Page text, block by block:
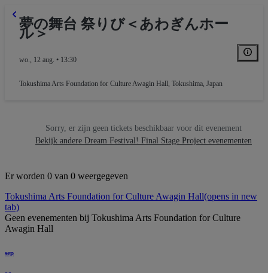
夢の舞台 祭りび＜あわぎんホー
ル＞
wo., 12 aug. • 13:30
Tokushima Arts Foundation for Culture Awagin Hall, Tokushima, Japan
Sorry, er zijn geen tickets beschikbaar voor dit evenement
Bekijk andere Dream Festival! Final Stage Project evenementen
Er worden 0 van 0 weergegeven
Tokushima Arts Foundation for Culture Awagin Hall(opens in new
tab)
Geen evenementen bij Tokushima Arts Foundation for Culture
Awagin Hall
sep